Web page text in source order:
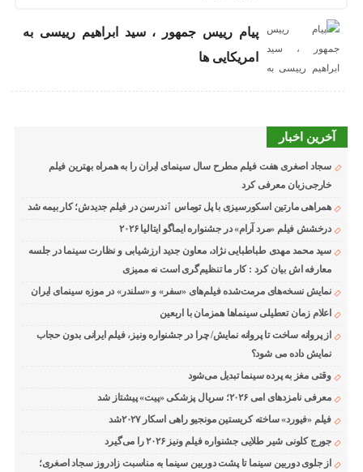
پیام رییس جمهور ، سید ابراهیم رییسی به
امریکایی ها
آخرین اخبار
سجاد اصغری هفت فیلم مطرح سال سینمای ایران را به همراه بهترین فیلم
خارجی‌زبان معرفی کرد
همراهی مارتین اسکورسیزی با پل توماس ٱندرسن در فیلم جدیدش؛ کار بیمه شد
درخشش فیلم «مرد آرام» در جشنواره ایماگو ایتالیا ۲۰۲۶
سید محمد مهدی طباطبایی نژاد، معاون جدید ارزشیابی و نظارت سینما در جلسه
معارفه اش بیان کرد : کار ما تنظیم‌گری است نه ممیزی
نمایش نسخه‌های مرمت‌شده فیلم‌های «سفر» و «سلندر» در موزه سینمای ایران
اعلام زمان تعطیلی سینماها همزمان با اربعین
از پروانه ساخت تا پروانه نمایش/ چرا در جشنواره ونیز، فیلم ایرانی بدون حجاب
نمایش داده می شود؟
وقتی مغز به پرده سینما تبدیل می‌شود
معرفی نامزدهای امی ۲۰۲۶؛ سریال پزشکی «پیت» پیشتاز شد
فیلم «فیورد» ساخته کریستین مونجیو راهی اسکار ۲۰۲۷شد
جورج کلونی شیر طلایی جشنواره فیلم ونیز ۲۰۲۶ را می‌گیرد
از جلوی دوربین سینما تا پشت دوربین سینما به مناسبت زادروز سجاد اصغری؛